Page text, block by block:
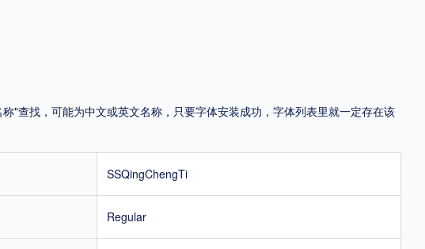
"查找，可能为中文或英文名称，只要字体安装成功，字体列表里就一定存在该
SSQingChengTi
Regular